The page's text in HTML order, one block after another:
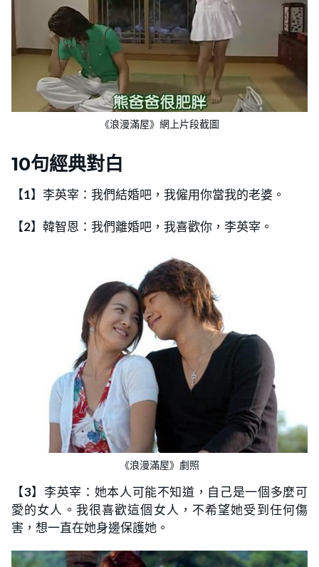
《浪漫滿屋》網上片段截圖
10句經典對白
【1】李英宰：我們結婚吧，我僱用你當我的老婆。
【2】韓智恩：我們離婚吧，我喜歡你，李英宰。
《浪漫滿屋》劇照
【3】李英宰：她本人可能不知道，自己是一個多麼可
愛的女人。我很喜歡這個女人，不希望她受到任何傷
害，想一直在她身邊保護她。